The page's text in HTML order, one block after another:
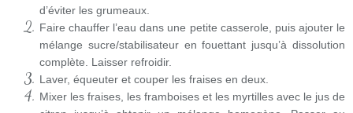
d’éviter les grumeaux.
Faire chauffer l’eau dans une petite casserole, puis ajouter le
mélange sucre/stabilisateur en fouettant jusqu’à dissolution
complète. Laisser refroidir.
Laver, équeuter et couper les fraises en deux.
Mixer les fraises, les framboises et les myrtilles avec le jus de